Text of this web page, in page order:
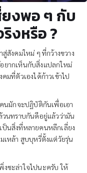
ยงพอ ๆ กับ
งหรือ ?
สังคมใหม่ ๆ ที่กว้างขวาง
ยากเห็นกับสิ่งแปลกใหม่
มที่ตัวเองได้ก้าวเข้าไป
นมักจะปฏิบัติกันเพื่อเอา
นทราบกันดีอยู่แล้วว่ามัน
นสิ่งที่หลายคนหลีกเลี่ยง
เหล้า สูบบุหรี่ตั้งแต่วัยรุ่น
งชะล่าใจไปนะครับ ให้